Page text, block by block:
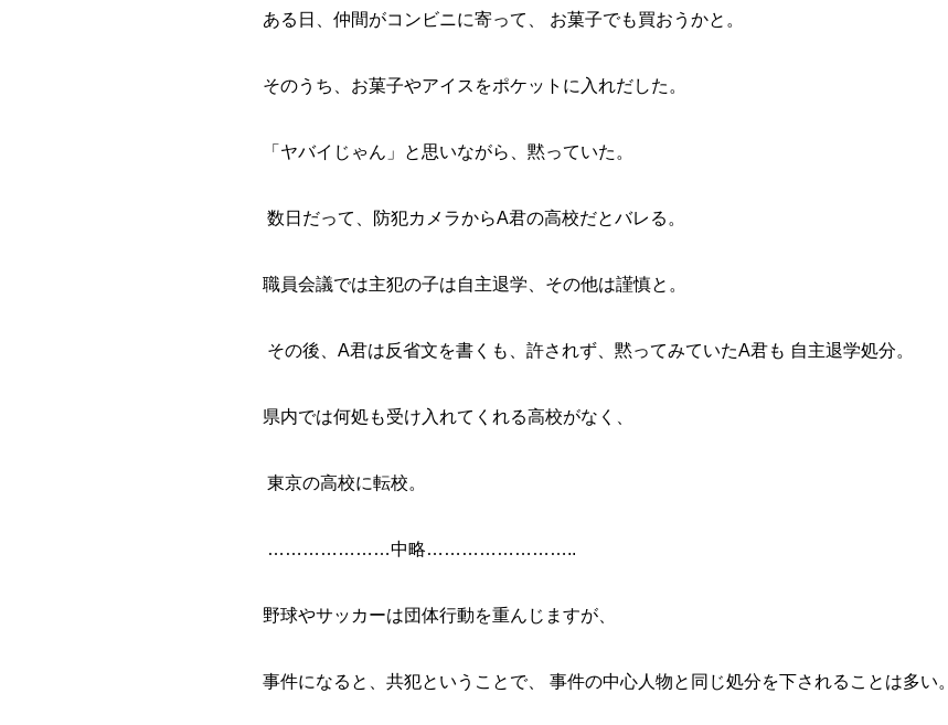
ある日、仲間がコンビニに寄って、 お菓子でも買おうかと。
そのうち、お菓子やアイスをポケットに入れだした。
「ヤバイじゃん」と思いながら、黙っていた。
数日だって、防犯カメラからA君の高校だとバレる。
職員会議では主犯の子は自主退学、その他は謹慎と。
その後、A君は反省文を書くも、許されず、黙ってみていたA君も 自主退学処分。
県内では何処も受け入れてくれる高校がなく、
東京の高校に転校。
…………………中略……………………..
野球やサッカーは団体行動を重んじますが、
事件になると、共犯ということで、 事件の中心人物と同じ処分を下されることは多い。